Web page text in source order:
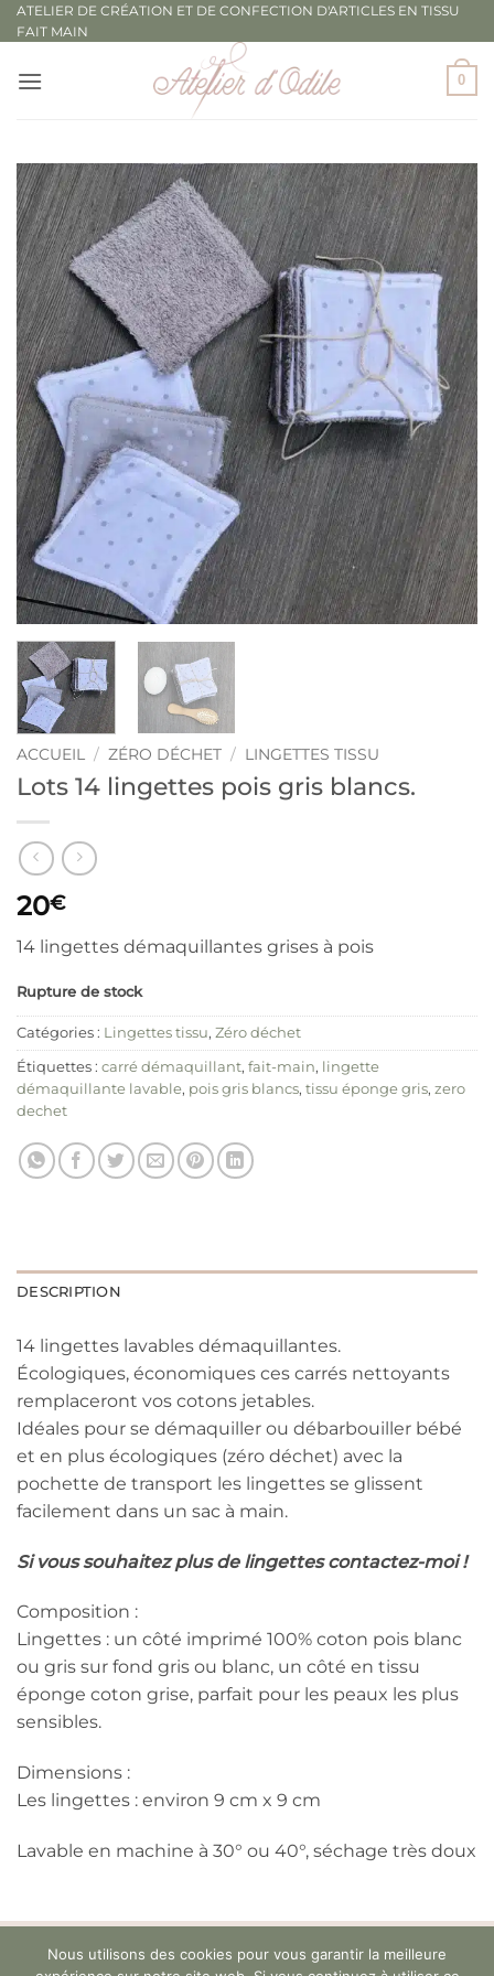
Passer
au
ATELIER DE CRÉATION ET DE CONFECTION D'ARTICLES EN TISSU
FAIT MAIN
0
ACCUEIL / ZÉRO DÉCHET / LINGETTES TISSU
Lots 14 lingettes pois gris blancs.
20€
14 lingettes démaquillantes grises à pois
Rupture de stock
Catégories : Lingettes tissu, Zéro déchet
Étiquettes : carré démaquillant, fait-main, lingette
démaquillante lavable, pois gris blancs, tissu éponge gris, zero
dechet
DESCRIPTION
14 lingettes lavables démaquillantes.
Écologiques, économiques ces carrés nettoyants
remplaceront vos cotons jetables.
Idéales pour se démaquiller ou débarbouiller bébé
et en plus écologiques (zéro déchet) avec la
pochette de transport les lingettes se glissent
facilement dans un sac à main.
Si vous souhaitez plus de lingettes contactez-moi !
Composition :
Lingettes : un côté imprimé 100% coton pois blanc
ou gris sur fond gris ou blanc, un côté en tissu
éponge coton grise, parfait pour les peaux les plus
sensibles.
Dimensions :
Les lingettes : environ 9 cm x 9 cm
Lavable en machine à 30° ou 40°, séchage très doux
À PROPOS CONTACT
FAQ
CONDITIONS GÉNÉRALES DE VENTE
Nous utilisons des cookies pour vous garantir la meilleure